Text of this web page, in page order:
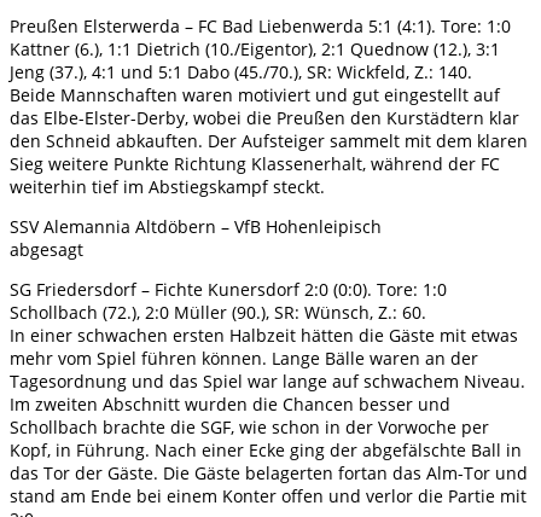
Preußen Elsterwerda – FC Bad Liebenwerda 5:1 (4:1). Tore: 1:0
Kattner (6.), 1:1 Dietrich (10./Eigentor), 2:1 Quednow (12.), 3:1
Jeng (37.), 4:1 und 5:1 Dabo (45./70.), SR: Wickfeld, Z.: 140.
Beide Mannschaften waren motiviert und gut eingestellt auf
das Elbe-Elster-Derby, wobei die Preußen den Kurstädtern klar
den Schneid abkauften. Der Aufsteiger sammelt mit dem klaren
Sieg weitere Punkte Richtung Klassenerhalt, während der FC
weiterhin tief im Abstiegskampf steckt.
SSV Alemannia Altdöbern – VfB Hohenleipisch
abgesagt
SG Friedersdorf – Fichte Kunersdorf 2:0 (0:0). Tore: 1:0
Schollbach (72.), 2:0 Müller (90.), SR: Wünsch, Z.: 60.
In einer schwachen ersten Halbzeit hätten die Gäste mit etwas
mehr vom Spiel führen können. Lange Bälle waren an der
Tagesordnung und das Spiel war lange auf schwachem Niveau.
Im zweiten Abschnitt wurden die Chancen besser und
Schollbach brachte die SGF, wie schon in der Vorwoche per
Kopf, in Führung. Nach einer Ecke ging der abgefälschte Ball in
das Tor der Gäste. Die Gäste belagerten fortan das Alm-Tor und
stand am Ende bei einem Konter offen und verlor die Partie mit